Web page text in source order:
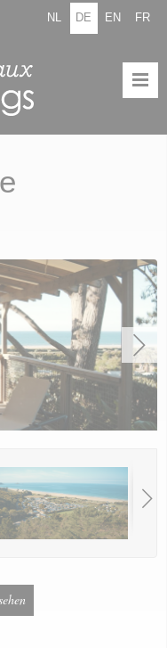
FR
EN
DE
NL